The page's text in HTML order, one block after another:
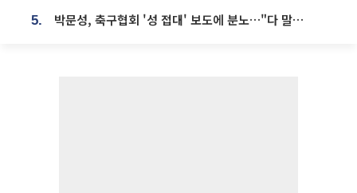
5. 박문성, 축구협회 '성 접대' 보도에 분노…"다 말아먹으려고 작정했나"